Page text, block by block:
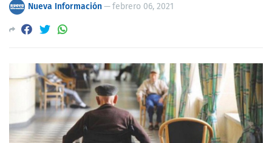
Nueva Información—febrero 06, 2021